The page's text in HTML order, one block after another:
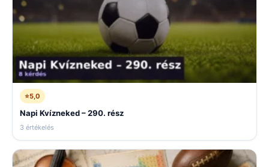
⭐5,0
Napi Kvízneked – 290. rész
3 értékelés